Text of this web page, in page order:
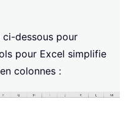
dessous pour
pour Excel simplifie
colonnes :